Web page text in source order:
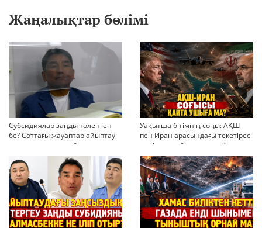
Жаңалықтар бөлімі
Субсидиялар заңды төленген
бе? Соттағы жауаптар айыптау
тұжырымдарын қайта қарауға
негіз бола ала ма?
Уақытша бітімнің соңы: АҚШ
пен Иран арасындағы текетірес
неліктен қайта ушықты?